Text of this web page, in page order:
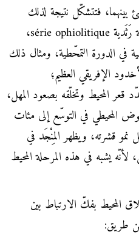
بينهما، فتتشكّل نتيجة لذلك
قشرة محيطية تكون عبارة عن سَتَلة رَثَدية série ophiolitique،
في الدورة التمحّطية، ومثال ذلك
الإفريقي العظيم؛
قعر المحيط وتخلّقه بصعود المهل،
المحيطي في التوسّع إلى مئات
قشرته، ويظهر المِنْجَد في
يشبه في هذه المرحلة المحيط
المحيط بفكّ الارتباط بين
طريق: